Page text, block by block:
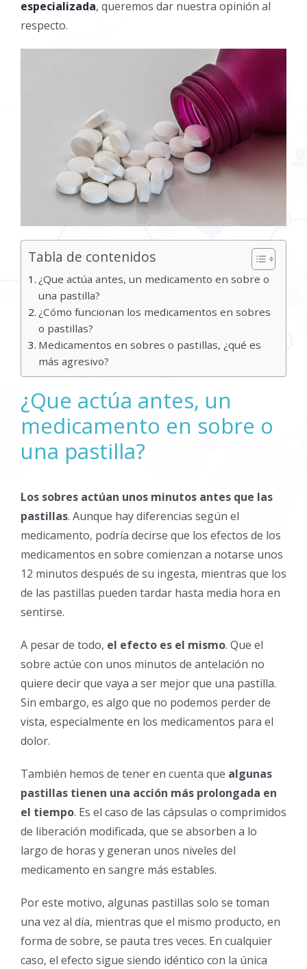
especializada, queremos dar nuestra opinión al
respecto.
Tabla de contenidos
¿Que actúa antes, un medicamento en sobre o
una pastilla?
¿Cómo funcionan los medicamentos en sobres
o pastillas?
Medicamentos en sobres o pastillas, ¿qué es
más agresivo?
¿Que actúa antes, un
medicamento en sobre o
una pastilla?
Los sobres actúan unos minutos antes que las
pastillas. Aunque hay diferencias según el
medicamento, podría decirse que los efectos de los
medicamentos en sobre comienzan a notarse unos
12 minutos después de su ingesta, mientras que los
de las pastillas pueden tardar hasta media hora en
sentirse.
A pesar de todo, el efecto es el mismo. Que el
sobre actúe con unos minutos de antelación no
quiere decir que vaya a ser mejor que una pastilla.
Sin embargo, es algo que no podemos perder de
vista, especialmente en los medicamentos para el
dolor.
También hemos de tener en cuenta que algunas
pastillas tienen una acción más prolongada en
el tiempo. Es el caso de las cápsulas o comprimidos
de liberación modificada, que se absorben a lo
largo de horas y generan unos niveles del
medicamento en sangre más estables.
Por este motivo, algunas pastillas solo se toman
una vez al día, mientras que el mismo producto, en
forma de sobre, se pauta tres veces. En cualquier
caso, el efecto sigue siendo idéntico con la única